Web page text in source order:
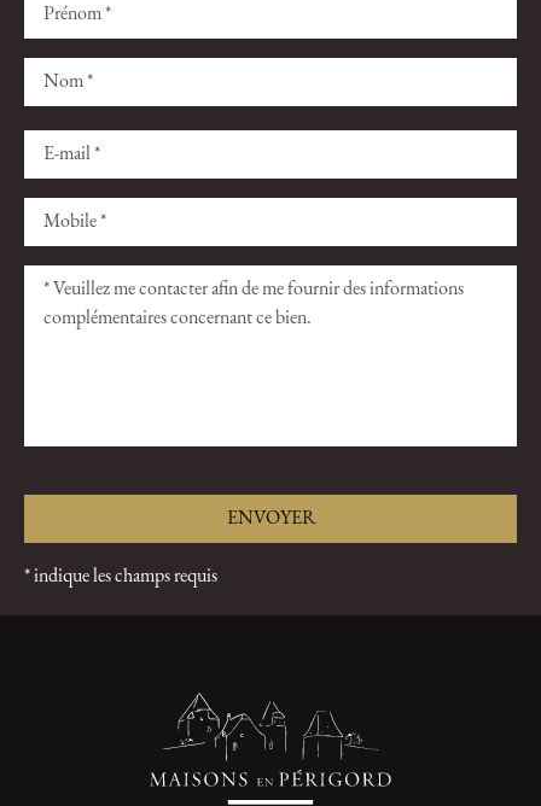
ce
champ
Veuillez
ce
champ
* indique les champs requis